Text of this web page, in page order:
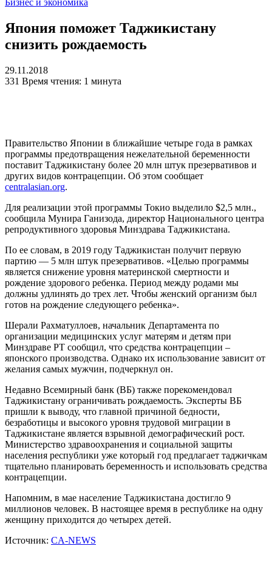
Бизнес и экономика
Япония поможет Таджикистану
снизить рождаемость
29.11.2018
331 Время чтения: 1 минута
Правительство Японии в ближайшие четыре года в рамках
программы предотвращения нежелательной беременности
поставит Таджикистану более 20 млн штук презервативов и
других видов контрацепции. Об этом сообщает
centralasian.org.
Для реализации этой программы Токио выделило $2,5 млн.,
сообщила Мунира Ганизода, директор Национального центра
репродуктивного здоровья Минздрава Таджикистана.
По ее словам, в 2019 году Таджикистан получит первую
партию — 5 млн штук презервативов. «Целью программы
является снижение уровня материнской смертности и
рождение здорового ребенка. Период между родами мы
должны удлинять до трех лет. Чтобы женский организм был
готов на рождение следующего ребенка».
Шерали Рахматуллоев, начальник Департамента по
организации медицинских услуг матерям и детям при
Минздраве РТ сообщил, что средства контрацепции –
японского производства. Однако их использование зависит от
желания самых мужчин, подчеркнул он.
Недавно Всемирный банк (ВБ) также порекомендовал
Таджикистану ограничивать рождаемость. Эксперты ВБ
пришли к выводу, что главной причиной бедности,
безработицы и высокого уровня трудовой миграции в
Таджикистане является взрывной демографический рост.
Министерство здравоохранения и социальной защиты
населения республики уже который год предлагает таджичкам
тщательно планировать беременность и использовать средства
контрацепции.
Напомним, в мае население Таджикистана достигло 9
миллионов человек. В настоящее время в республике на одну
женщину приходится до четырех детей.
Источник: CA-NEWS